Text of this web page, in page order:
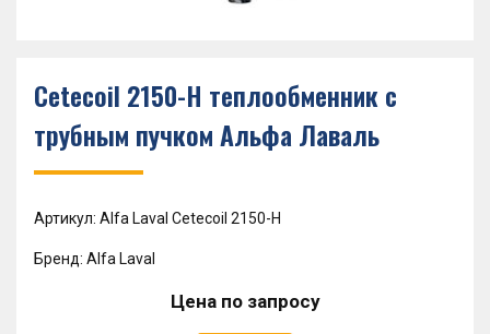
Cetecoil 2150-H теплообменник с
трубным пучком Альфа Лаваль
Артикул: Alfa Laval Cetecoil 2150-H
Бренд: Alfa Laval
Цена по запросу